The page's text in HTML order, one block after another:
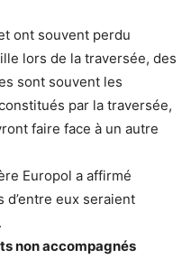
ont souvent perdu
lors de la traversée, des
sont souvent les
par la traversée,
faire face à un autre
Europol a affirmé
eux seraient
non accompagnés